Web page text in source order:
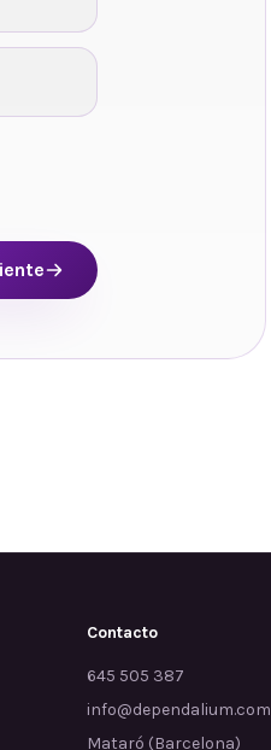
Contacto
645 505 387
info@dependalium.com
Mataró (Barcelona)